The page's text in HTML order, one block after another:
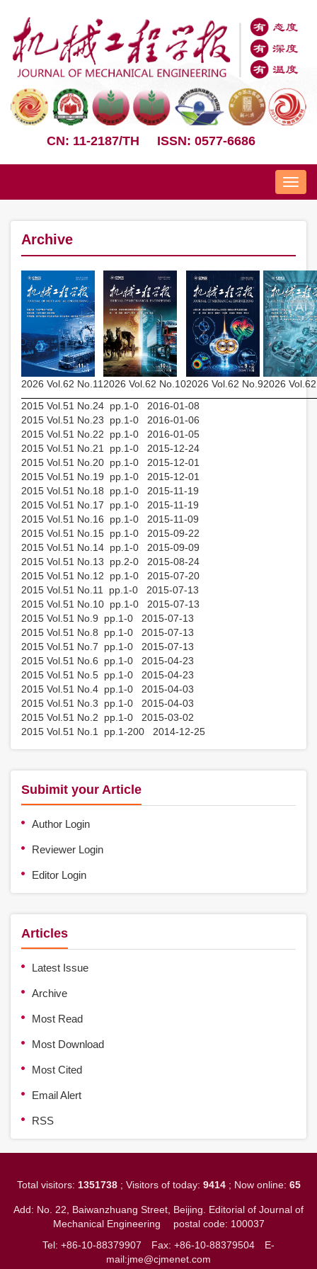
CN: 11-2187/TH ISSN: 0577-6686
Nav
Archive
2026 Vol.62 No.11 2026 Vol.62 No.102026 Vol.62 No.92026
2015 Vol.51 No.24 pp.1-0 2016-01-08
2015 Vol.51 No.23 pp.1-0 2016-01-06
2015 Vol.51 No.22 pp.1-0 2016-01-05
2015 Vol.51 No.21 pp.1-0 2015-12-24
2015 Vol.51 No.20 pp.1-0 2015-12-01
2015 Vol.51 No.19 pp.1-0 2015-12-01
2015 Vol.51 No.18 pp.1-0 2015-11-19
2015 Vol.51 No.17 pp.1-0 2015-11-19
2015 Vol.51 No.16 pp.1-0 2015-11-09
2015 Vol.51 No.15 pp.1-0 2015-09-22
2015 Vol.51 No.14 pp.1-0 2015-09-09
2015 Vol.51 No.13 pp.2-0 2015-08-24
2015 Vol.51 No.12 pp.1-0 2015-07-20
2015 Vol.51 No.11 pp.1-0 2015-07-13
2015 Vol.51 No.10 pp.1-0 2015-07-13
2015 Vol.51 No.9 pp.1-0 2015-07-13
2015 Vol.51 No.8 pp.1-0 2015-07-13
2015 Vol.51 No.7 pp.1-0 2015-07-13
2015 Vol.51 No.6 pp.1-0 2015-04-23
2015 Vol.51 No.5 pp.1-0 2015-04-23
2015 Vol.51 No.4 pp.1-0 2015-04-03
2015 Vol.51 No.3 pp.1-0 2015-04-03
2015 Vol.51 No.2 pp.1-0 2015-03-02
2015 Vol.51 No.1 pp.1-200 2014-12-25
Subimit your Article
Author Login
Reviewer Login
Editor Login
Articles
Latest Issue
Archive
Most Read
Most Download
Most Cited
Email Alert
RSS
Total visitors: 1351738; Visitors of today: 9414; Now online: 65
Add: No. 22, Baiwanzhuang Street, Beijing. Editorial of Journal of
Mechanical Engineering postal code: 100037
Tel: +86-10-88379907 Fax: +86-10-88379504
E-
mail:jme@cjmenet.com